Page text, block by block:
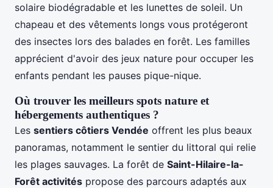
solaire biodégradable et les lunettes de soleil. Un
chapeau et des vêtements longs vous protégeront
des insectes lors des balades en forêt. Les familles
apprécient d'avoir des jeux nature pour occuper les
enfants pendant les pauses pique-nique.
Où trouver les meilleurs spots nature et
hébergements authentiques ?
Les sentiers côtiers Vendée offrent les plus beaux
panoramas, notamment le sentier du littoral qui relie
les plages sauvages. La forêt de Saint-Hilaire-la-
Forêt activités propose des parcours adaptés aux